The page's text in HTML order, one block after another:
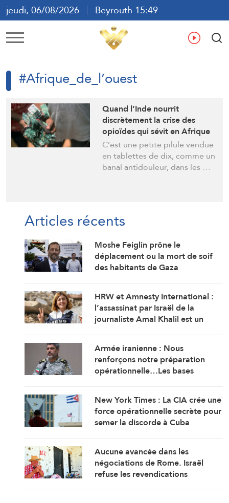
jeudi, 06/08/2026
Beyrouth 15:49
ع
#Afrique_de_l’ouest
Quand l’Inde nourrit
discrètement la crise des
opioïdes qui sévit en Afrique
de l’Ouest
C’est une petite pilule vendue
en tablettes de dix, comme un
banal antidouleur, dans les …
Articles récents
Moshe Feiglin prône le
déplacement ou la mort de soif
des habitants de Gaza
HRW et Amnesty International :
l’assassinat par Israël de la
journaliste Amal Khalil est un
Armée iranienne : Nous
renforçons notre préparation
opérationnelle…Les bases
New York Times : La CIA crée une
force opérationnelle secrète pour
semer la discorde à Cuba
Aucune avancée dans les
négociations de Rome. Israël
refuse les revendications